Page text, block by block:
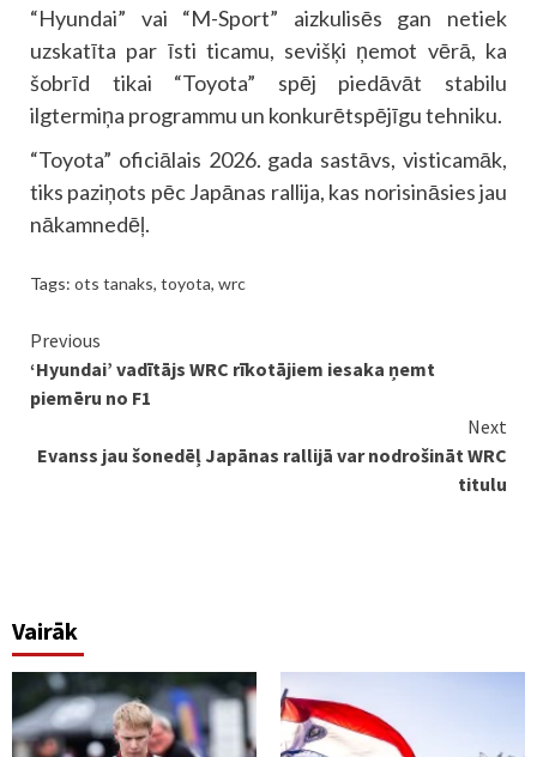
“Hyundai” vai “M-Sport” aizkulisēs gan netiek
uzskatīta par īsti ticamu, sevišķi ņemot vērā, ka
šobrīd tikai “Toyota” spēj piedāvāt stabilu
ilgtermiņa programmu un konkurētspējīgu tehniku.
“Toyota” oficiālais 2026. gada sastāvs, visticamāk,
tiks paziņots pēc Japānas rallija, kas norisināsies jau
nākamnedēļ.
Tags: ots tanaks, toyota, wrc
Continue
Reading
Previous
‘Hyundai’ vadītājs WRC rīkotājiem iesaka ņemt
piemēru no F1
Next
Evanss jau šonedēļ Japānas rallijā var nodrošināt WRC
titulu
Vairāk